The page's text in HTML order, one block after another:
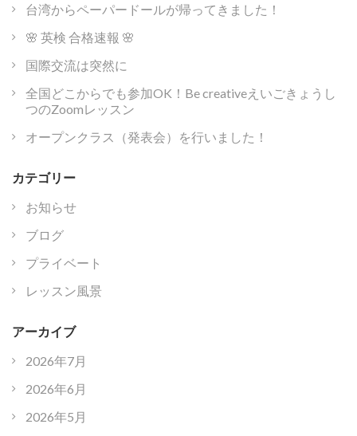
台湾からペーパードールが帰ってきました！
🌸 英検 合格速報 🌸
国際交流は突然に
全国どこからでも参加OK！Be creativeえいごきょうし
つのZoomレッスン
オープンクラス（発表会）を行いました！
カテゴリー
お知らせ
ブログ
プライベート
レッスン風景
アーカイブ
2026年7月
2026年6月
2026年5月